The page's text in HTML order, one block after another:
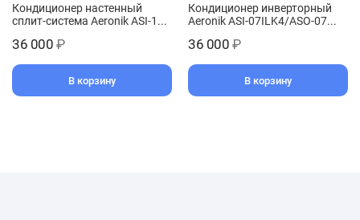
Кондиционер настенный
сплит-система Aeronik ASI-1...
36 000 ₽
В корзину
Кондиционер инверторный
Aeronik ASI-07ILK4/ASO-07...
36 000 ₽
В корзину